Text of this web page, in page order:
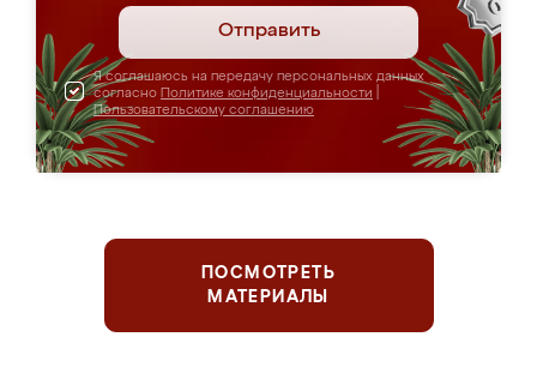
Отправить
Я соглашаюсь на передачу персональных данных
согласно Политике конфиденциальности
Пользовательскому соглашению
ПОСМОТРЕТЬ
МАТЕРИАЛЫ